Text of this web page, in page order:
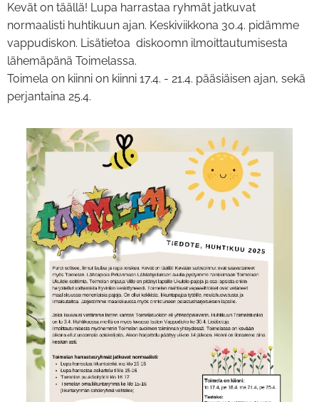
Kevät on täällä! Lupa harrastaa ryhmät jatkuvat
normaalisti huhtikuun ajan. Keskiviikkona 30.4. pidämme
vappudiskon. Lisätietoa diskoomn ilmoittautumisesta
lähemäpänä Toimelassa.
Toimela on kiinni on kiinni 17.4. - 21.4. pääsiäisen ajan, sekä
perjantaina 25.4.